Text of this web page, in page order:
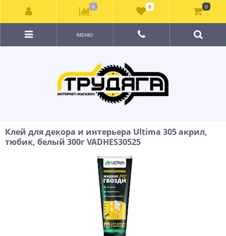
МЕНЮ
Клей для декора и интерьера Ultima 305 акрил,
тюбик, белый 300г VADHES30525
0 0 0